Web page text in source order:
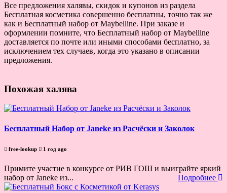
Все предложения халявы, скидок и купонов из раздела
Бесплатная косметика совершенно бесплатны, точно так же
как и Бесплатный набор от Maybelline. При заказе и
оформлении помните, что Бесплатный набор от Maybelline
доставляется по почте или иными способами бесплатно, за
исключением тех случаев, когда это указано в описании
предложения.
Похожая халява
Бесплатный Набор от Janeke из Расчёски и Заколок
free-lookup 1 год ago
Примите участие в конкурсе от РИВ ГОШ и выиграйте яркий
набор от Janeke из...
Подробнее